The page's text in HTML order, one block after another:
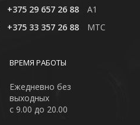
+375 29 657 26 88
A1
+375 33 357 26 88
MTC
ВРЕМЯ РАБОТЫ
Ежедневно без
выходных
с 9.00 до 20.00